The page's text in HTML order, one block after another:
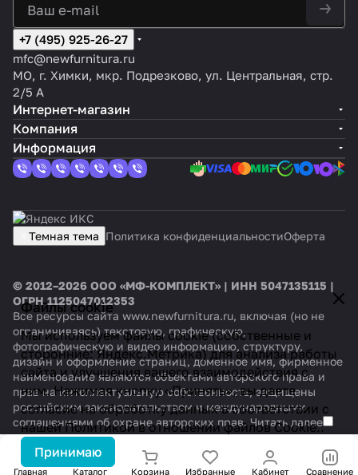
Главная Каталог Корзина Избранные Кабинет Сравнение
Файлы cookie
Мы используем файлы cookie (собственные и
сторонние: Яндекс.Метрика) для анализа работы
сайта и улучшения вашего взаимодействия с
ним. Нажимая кнопку «Принять», вы даете
согласие на обработку данных в соответствии с
нашейПолитикой в отношении файлов Cookie..
Принимаю
+7 (495) 925-26-27
mfc@newfurnitura.ru
МО, г. Химки, мкр. Подрезково, ул. Центральная, стр.
2/5 А
Интернет-магазин
Компания
Информация
Темная тема Политика конфиденциальностиОферта
© 2012–2026 ООО «МФ-КОМПЛЕКТ» | ИНН 5047135115 |
ОГРН 1125047012353
Все ресурсы сайта www.newfurnitura.ru, включая (но не
ограничиваясь) текстовую, графическую,
фотографическую и видео информацию, структуру,
дизайн и оформление страниц, доменное имя, фирменное
наименование являются объектами авторского права и
прав на интеллектуальную собственность, защищены
российским законодательством и международными
соглашениями об охране авторских прав. Читать далее